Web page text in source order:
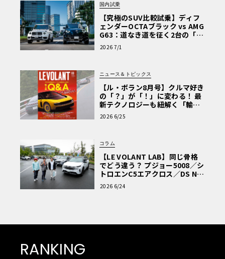
国内試乗
【究極のSUV比較試乗】ディフ
ェンダーOCTAブラック vs AMG
G63：道なき道を征く2台の「対
極的アプローチ」
2026 7/1
ニュース＆トピックス
【ル・ボラン8月号】クルマ好き
の「？」が「！」に変わる！ 最
新テクノロジーも紐解く「輸入
車Q&A」
2026 6/25
コラム
【LE VOLANT LAB】同じ骨格
でどう違う？ プジョー5008／シ
トロエンC5エアクロス／DS Nº4
読者一気乗りレポート
2026 6/24
RANKING